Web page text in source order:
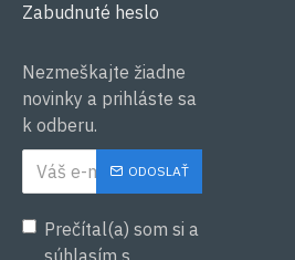
Zabudnuté heslo
Nezmeškajte žiadne
novinky a prihláste sa
k odberu.
ODOSLAŤ
Prečítal(a) som si a
súhlasím s